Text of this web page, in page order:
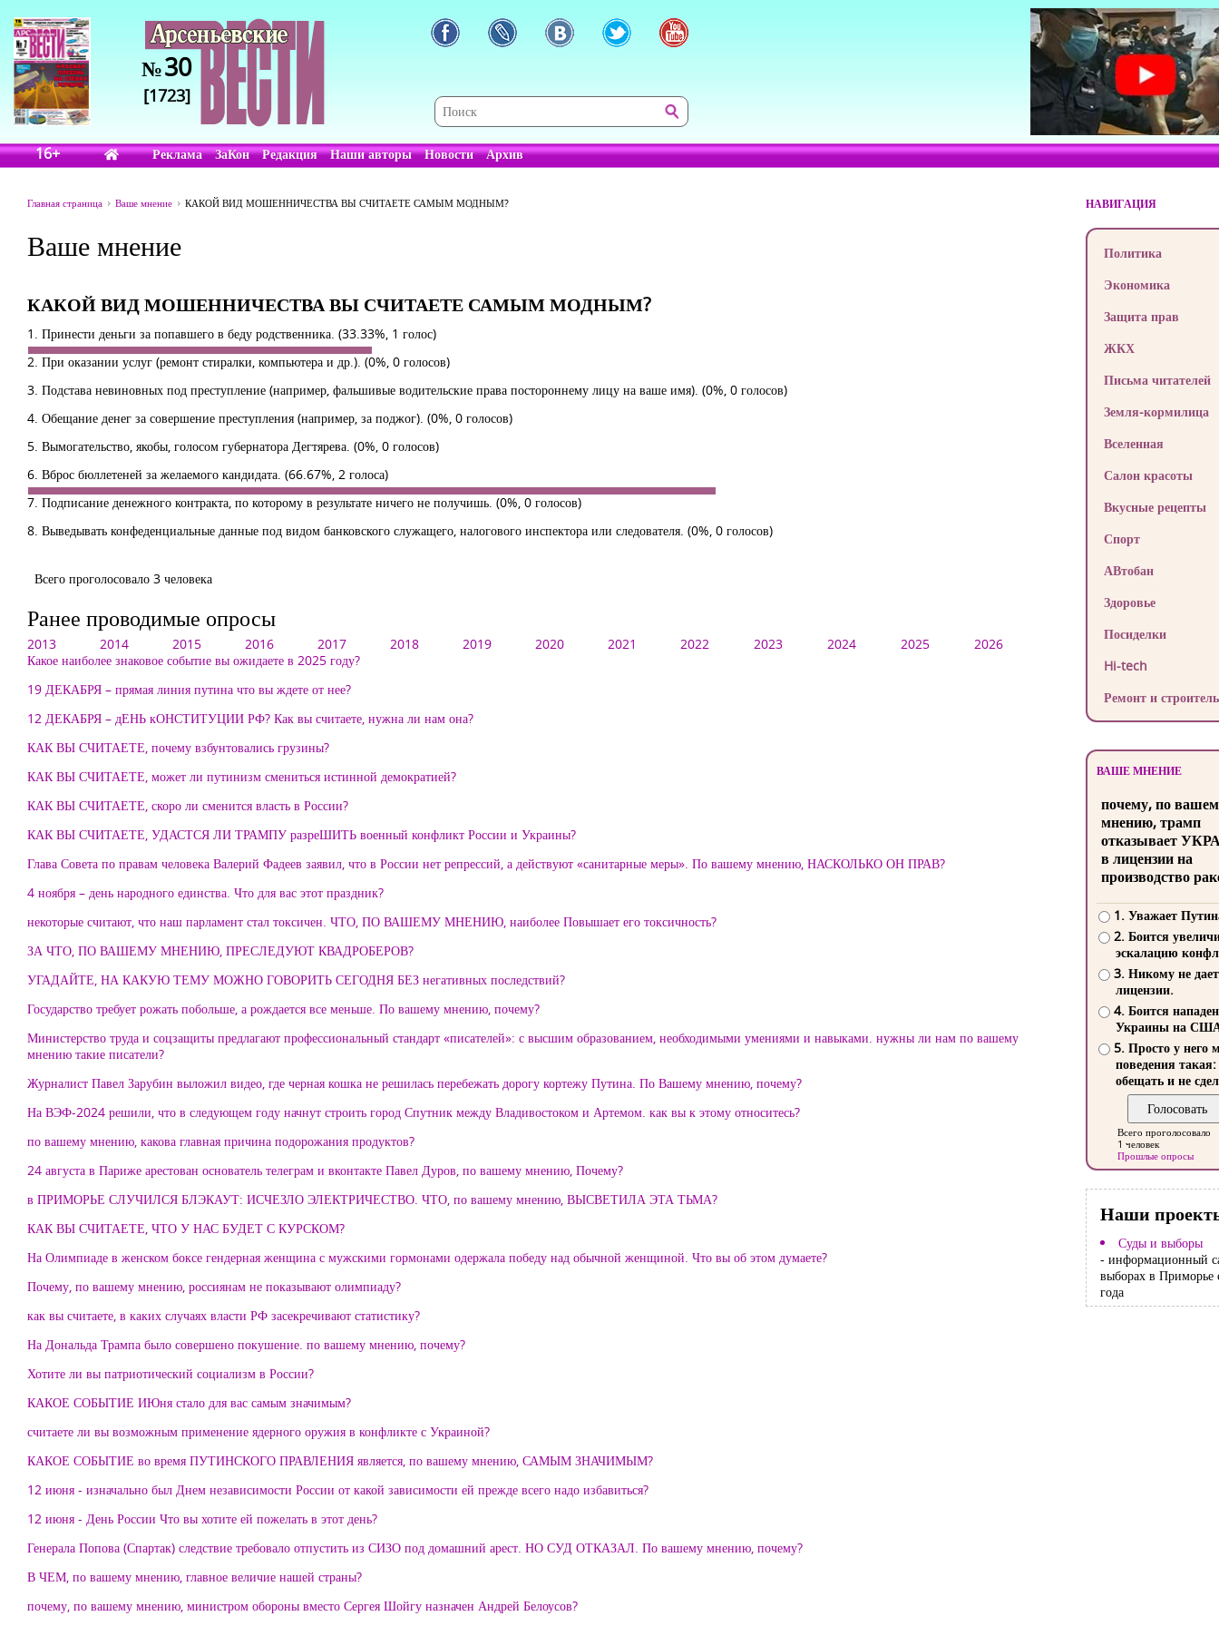
№30
[1723]
16+ Реклама ЗаКон Редакция Наши авторы Новости Архив
Главная страница Ваше мнение КАКОЙ ВИД МОШЕННИЧЕСТВА ВЫ СЧИТАЕТЕ САМЫМ МОДНЫМ?
Ваше мнение
КАКОЙ ВИД МОШЕННИЧЕСТВА ВЫ СЧИТАЕТЕ САМЫМ МОДНЫМ?
1. Принести деньги за попавшего в беду родственника. (33.33%, 1 голос)
2. При оказании услуг (ремонт стиралки, компьютера и др.). (0%, 0 голосов)
3. Подстава невиновных под преступление (например, фальшивые водительские права постороннему лицу на ваше имя). (0%, 0 голосов)
4. Обещание денег за совершение преступления (например, за поджог). (0%, 0 голосов)
5. Вымогательство, якобы, голосом губернатора Дегтярева. (0%, 0 голосов)
6. Вброс бюллетеней за желаемого кандидата. (66.67%, 2 голоса)
7. Подписание денежного контракта, по которому в результате ничего не получишь. (0%, 0 голосов)
8. Выведывать конфеденциальные данные под видом банковского служащего, налогового инспектора или следователя. (0%, 0 голосов)
Всего проголосовало 3 человека
Ранее проводимые опросы
2013 2014 2015 2016 2017 2018 2019 2020 2021 2022 2023 2024 2025
2026
Какое наиболее знаковое событие вы ожидаете в 2025 году?
19 ДЕКАБРЯ – прямая линия путина что вы ждете от нее?
12 ДЕКАБРЯ – дЕНЬ кОНСТИТУЦИИ РФ? Как вы считаете, нужна ли нам она?
КАК ВЫ СЧИТАЕТЕ, почему взбунтовались грузины?
КАК ВЫ СЧИТАЕТЕ, может ли путинизм смениться истинной демократией?
КАК ВЫ СЧИТАЕТЕ, скоро ли сменится власть в России?
КАК ВЫ СЧИТАЕТЕ, УДАСТСЯ ЛИ ТРАМПУ разреШИТЬ военный конфликт России и Украины?
Глава Совета по правам человека Валерий Фадеев заявил, что в России нет репрессий, а действуют «санитарные меры». По вашему мнению, НАСКОЛЬКО ОН ПРАВ?
4 ноября – день народного единства. Что для вас этот праздник?
некоторые считают, что наш парламент стал токсичен. ЧТО, ПО ВАШЕМУ МНЕНИЮ, наиболее Повышает его токсичность?
ЗА ЧТО, ПО ВАШЕМУ МНЕНИЮ, ПРЕСЛЕДУЮТ КВАДРОБЕРОВ?
УГАДАЙТЕ, НА КАКУЮ ТЕМУ МОЖНО ГОВОРИТЬ СЕГОДНЯ БЕЗ негативных последствий?
Государство требует рожать побольше, а рождается все меньше. По вашему мнению, почему?
Министерство труда и соцзащиты предлагают профессиональный стандарт «писателей»: с высшим образованием, необходимыми умениями и навыками. нужны ли нам по вашему
мнению такие писатели?
Журналист Павел Зарубин выложил видео, где черная кошка не решилась перебежать дорогу кортежу Путина. По Вашему мнению, почему?
На ВЭФ-2024 решили, что в следующем году начнут строить город Спутник между Владивостоком и Артемом. как вы к этому относитесь?
по вашему мнению, какова главная причина подорожания продуктов?
24 августа в Париже арестован основатель телеграм и вконтакте Павел Дуров, по вашему мнению, Почему?
в ПРИМОРЬЕ СЛУЧИЛСЯ БЛЭКАУТ: ИСЧЕЗЛО ЭЛЕКТРИЧЕСТВО. ЧТО, по вашему мнению, ВЫСВЕТИЛА ЭТА ТЬМА?
КАК ВЫ СЧИТАЕТЕ, ЧТО У НАС БУДЕТ С КУРСКОМ?
На Олимпиаде в женском боксе гендерная женщина с мужскими гормонами одержала победу над обычной женщиной. Что вы об этом думаете?
Почему, по вашему мнению, россиянам не показывают олимпиаду?
как вы считаете, в каких случаях власти РФ засекречивают статистику?
На Дональда Трампа было совершено покушение. по вашему мнению, почему?
Хотите ли вы патриотический социализм в России?
КАКОЕ СОБЫТИЕ ИЮня стало для вас самым значимым?
считаете ли вы возможным применение ядерного оружия в конфликте с Украиной?
КАКОЕ СОБЫТИЕ во время ПУТИНСКОГО ПРАВЛЕНИЯ является, по вашему мнению, САМЫМ ЗНАЧИМЫМ?
12 июня - изначально был Днем независимости России от какой зависимости ей прежде всего надо избавиться?
12 июня - День России Что вы хотите ей пожелать в этот день?
Генерала Попова (Спартак) следствие требовало отпустить из СИЗО под домашний арест. НО СУД ОТКАЗАЛ. По вашему мнению, почему?
В ЧЕМ, по вашему мнению, главное величие нашей страны?
почему, по вашему мнению, министром обороны вместо Сергея Шойгу назначен Андрей Белоусов?
НАВИГАЦИЯ
Политика
Экономика
Защита прав
ЖКХ
Письма читателей
Земля-кормилица
Вселенная
Салон красоты
Вкусные рецепты
Спорт
АВтобан
Здоровье
Посиделки
Hi-tech
Ремонт и
ВАШЕ МНЕНИЕ
почему, по
мнению, трамп
отказывает
в лицензии на
производство
1. Уважает
2. Боится
эскалацию
3. Никому не
лицензии.
4. Боится
Украины на
5. Просто у него
поведения такая:
обещать и не
Всего проголосовало
1 человек
Прошлые опросы
Наши
Суды и выборы
- информационный
выборах в Приморье
года